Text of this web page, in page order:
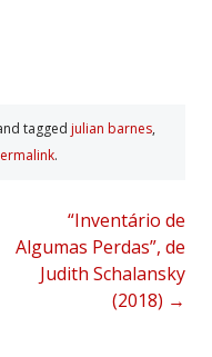
tagged julian barnes,
.
“Inventário de
Algumas Perdas”, de
Judith Schalansky
(2018) →